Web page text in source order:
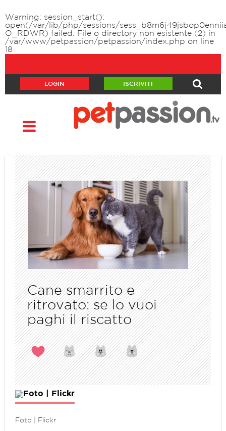
Warning : session_start():
open(/var/lib/php/sessions/
O_RDWR) failed: File o directory non esistente (2) in
/var/www/petpassion/petpassion/index.php on line
18
LOGIN ISCRIVITI
Cane smarrito e
ritrovato: se lo vuoi
paghi il riscatto
Foto | Flickr